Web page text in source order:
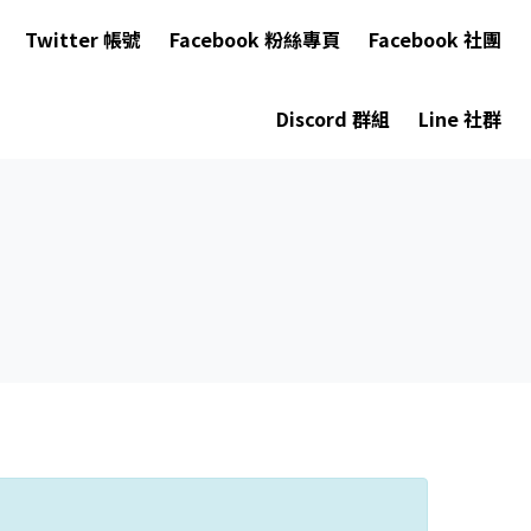
Twitter 帳號 Facebook 粉絲專頁 Facebook 社團
Discord 群組 Line 社群